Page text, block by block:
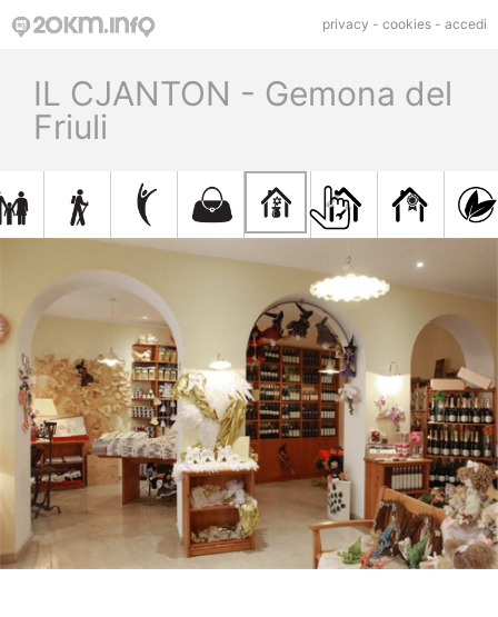
privacy - cookies - accedi
IL CJANTON - Gemona del
Friuli